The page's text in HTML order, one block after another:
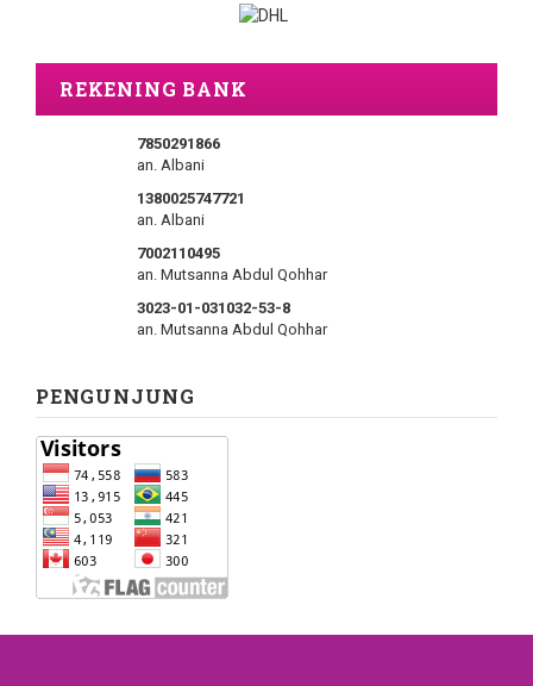
REKENING BANK
7850291866
an. Albani
1380025747721
an. Albani
7002110495
an. Mutsanna Abdul Qohhar
3023-01-031032-53-8
an. Mutsanna Abdul Qohhar
PENGUNJUNG